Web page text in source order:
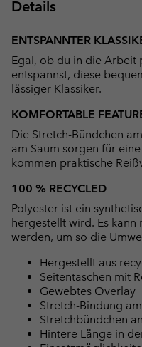
Details
ENTSPANNTER
Egal, ob du in die Arbeit
entspannst, diese
lässiger Klassiker.
KOMFORTABLE
Die Stretch-Bündchen
am Saum sorgen für
kommen praktische
100 % RECYCLED
Polyester ist ein
hergestellt wird. Es
werden, um so die
Hergestellt aus
Seitentaschen mit
Gewebtes Overlay
Stretch-Bindung
Stretchbündchen
Hintere Länge in